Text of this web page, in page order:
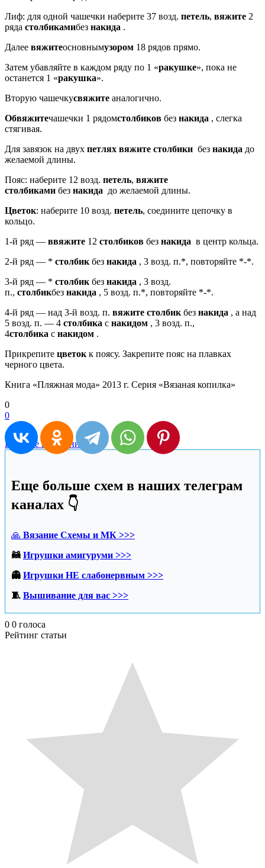
Лиф: для одной чашечки наберите 37 возд. петель, вяжите 2
ряда столбикамибез накида .
Далее вяжитеоснов­нымузором 18 рядов прямо.
Затем убавляйте в каждом ряду по 1 «ракушке», пока не
останется 1 «ракушка».
Вторую чашечкусвяжите анало­гично.
Обвяжитечашечки 1 рядомстолбиков без накида , слег­ка
стягивая.
Для завязок на двух петлях вяжите столбики без накида до
желаемой длины.
Пояс: наберите 12 возд. петель, вяжите
столбиками без накида до желаемой длины.
Цветок: наберите 10 возд. петель, соедините цепочку в
кольцо.
1-й ряд — ввяжите 12 столбиков без накида в центр кольца.
2-й ряд — * столбик без накида , 3 возд. п.*, повторяйте *-*.
3-й ряд — * столбик без накида , 3 возд.
п., столбикбез накида , 5 возд. п.*, повторяйте *-*.
4-й ряд — над 3-й возд. п. вяжите столбик без накида , а над
5 возд. п. — 4 столбика с накидом , 3 возд. п.,
4столбика с накидом .
Прикре­пите цветок к поясу. Закрепите пояс на плавках
черного цвета.
Книга «Пляжная мода» 2013 г. Серия «Вязаная копилка»
0
0
Вязаные купальники
Еще больше схем в наших телеграм
каналах 👇
🙏 Вязание Схемы и МК >>>
🦝 Игрушки амигуруми >>>
👻 Игрушки НЕ слабонервным >>>
🧵 Вышивание для вас >>>
0 0 голоса
Рейтинг статьи